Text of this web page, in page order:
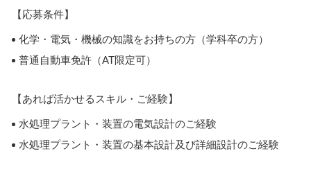
【応募条件】
化学・電気・機械の知識をお持ちの方（学科卒の方）
普通自動車免許（AT限定可）
【あれば活かせるスキル・ご経験】
水処理プラント・装置の電気設計のご経験
水処理プラント・装置の基本設計及び詳細設計のご経験